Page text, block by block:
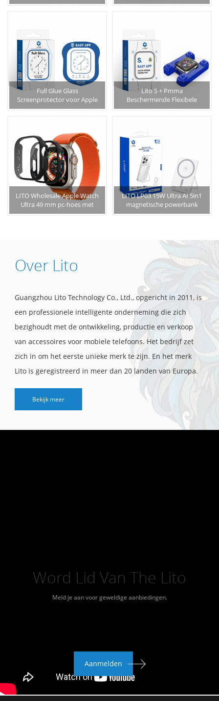
Screenprotector voor iPhone
iPhone 14-camera
Full Glue Glass
Screenprotector voor Apple
Watch Ultra 49mm met Easy
Lito S + Pmma
Beschermende Flexibele
Iwatch Screen Protector Met
44mm 40mm 41mm 45mm
LITO Wholesale Apple Watch
Ultra 49 mm pc-hoes met
schermbeschermer van
LITO LP03 15W Ultra AI 5in1
magnetische powerbank
Over Lito
Guangzhou Lito Technology Co., Ltd., opgericht in 2011, is
een professionele intelligente onderneming die zich
bezighoudt met de ontwikkeling, productie en verkoop
van accessoires voor mobiele telefoons. Het bedrijf zet
zich in om het eerste unieke merk te zijn. En het merk
Lito is geregistreerd in meer dan 20 landen van Europa.
>>>>LITO-TEAM <<<< LITO begon in een kleine winkel en
is uitgegroeid tot meer dan 50 mensen in verschillende
Bekijk meer
Word Lid Van The Lito
Meld je aan voor geweldige aanbiedingen.